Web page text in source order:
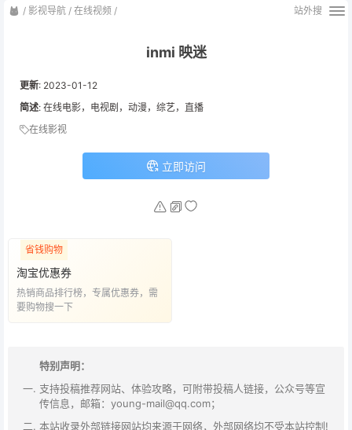
/ 影视导航 / 在线视频 / 站外搜
inmi 映迷
更新: 2023-01-12
简述: 在线电影，电视剧，动漫，综艺，直播
在线影视
立即访问
省钱购物
淘宝优惠券
热销商品排行榜，专属优惠券，需
要购物搜一下
特别声明：
支持投稿推荐网站、体验攻略，可附带投稿人链接，公众号等宣
传信息，邮箱：young-mail@qq.com；
本站收录外部链接网站均来源于网络，外部网络均不受本站控制!